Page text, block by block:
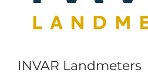
INVAR Landmeters